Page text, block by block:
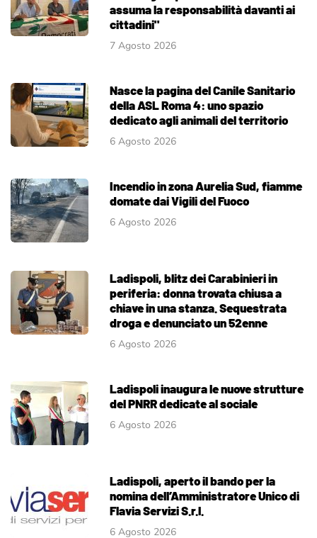
assuma la responsabilità davanti ai
cittadini"
7 Agosto 2026
Nasce la pagina del Canile Sanitario
della ASL Roma 4: uno spazio
dedicato agli animali del territorio
6 Agosto 2026
Incendio in zona Aurelia Sud, fiamme
domate dai Vigili del Fuoco
6 Agosto 2026
Ladispoli, blitz dei Carabinieri in
periferia: donna trovata chiusa a
chiave in una stanza. Sequestrata
droga e denunciato un 52enne
6 Agosto 2026
Ladispoli inaugura le nuove strutture
del PNRR dedicate al sociale
6 Agosto 2026
Ladispoli, aperto il bando per la
nomina dell’Amministratore Unico di
Flavia Servizi S.r.l.
6 Agosto 2026